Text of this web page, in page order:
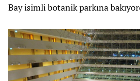
Bay isimli botanik parkına